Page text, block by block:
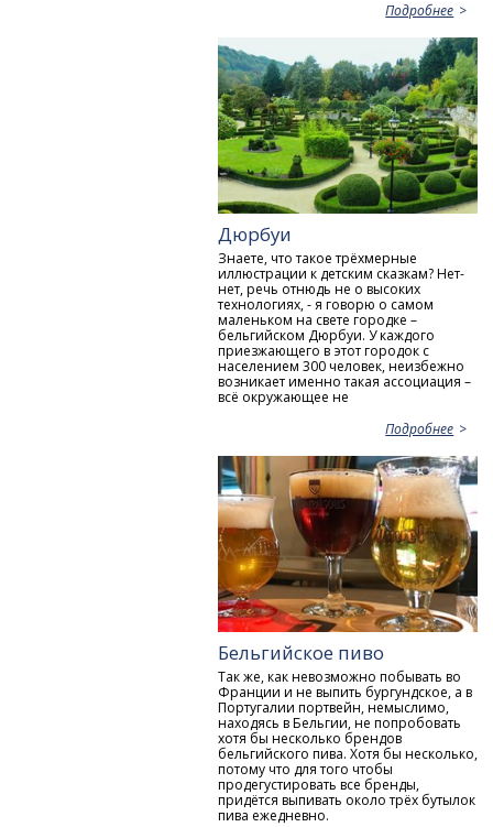
Подробнее
Дюрбуи
Знаете, что такое трёхмерные
иллюстрации к детским сказкам? Нет-
нет, речь отнюдь не о высоких
технологиях, - я говорю о самом
маленьком на свете городке –
бельгийском Дюрбуи. У каждого
приезжающего в этот городок с
населением 300 человек, неизбежно
возникает именно такая ассоциация –
всё окружающее не
Подробнее
Бельгийское пиво
Так же, как невозможно побывать во
Франции и не выпить бургундское, а в
Португалии портвейн, немыслимо,
находясь в Бельгии, не попробовать
хотя бы несколько брендов
бельгийского пива. Хотя бы несколько,
потому что для того чтобы
продегустировать все бренды,
придётся выпивать около трёх бутылок
пива ежедневно.